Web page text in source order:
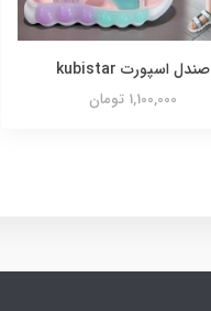
صندل اسپورت kubistar
1,100,000 تومان